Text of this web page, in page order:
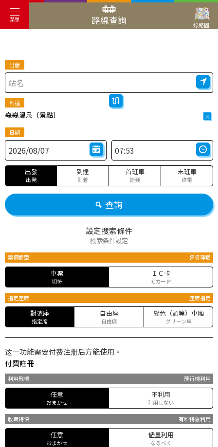
菜單 路線查詢 線路圖
出發
到達
峩峩溫泉〔景點〕 ×
日期
出發
出発
到達
到着
首班車
始発
末班車
終電
查詢
設定搜索條件
検索条件設定
票價類型 運賃種類
車票
切符
ＩＣ卡
ICカード
指定座席 座席指定
對號座
指定席
自由座
自由席
綠色（頭等）車廂
グリーン車
这一功能需要付费注册后方能使用。
付費註冊
利用飛機 飛行機利用
任意
おまかせ
不利用
利用しない
收費特快 有料特急利用
任意
おまかせ
儘量利用
なるべく